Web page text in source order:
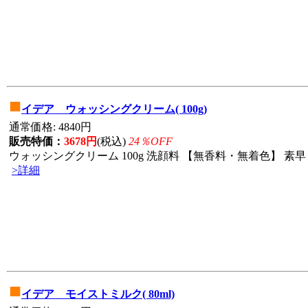
■イデア ウォッシングクリーム( 100g)
通常価格: 4840円
販売特価： 3678円(税込) 24％OFF
ウォッシングクリーム 100g 洗顔料 【無香料・無着色】 素早
>詳細
■イデア モイストミルク( 80ml)